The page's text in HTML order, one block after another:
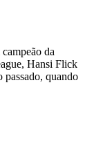
da
Hansi Flick
passado, quando